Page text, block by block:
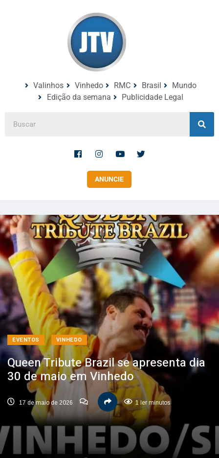
Valinhos Vinhedo RMC Brasil
Mundo
Edição da semana
Publicidade Legal
ANUNCIE
EVENTOS VINHEDO
Queen Tribute Brazil se apresenta dia
30 de maio em Vinhedo
17 de maio de 2026 1 ler minutos